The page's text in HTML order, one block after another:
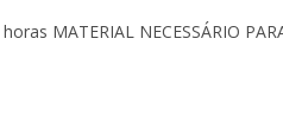
MATERIAL NECESSÁRIO